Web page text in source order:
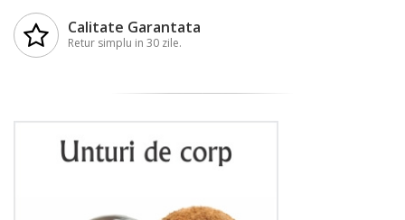
Calitate Garantata
Retur simplu in 30 zile.